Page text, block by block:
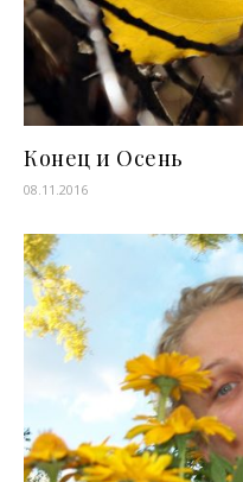
Конец и Осень
08.11.2016